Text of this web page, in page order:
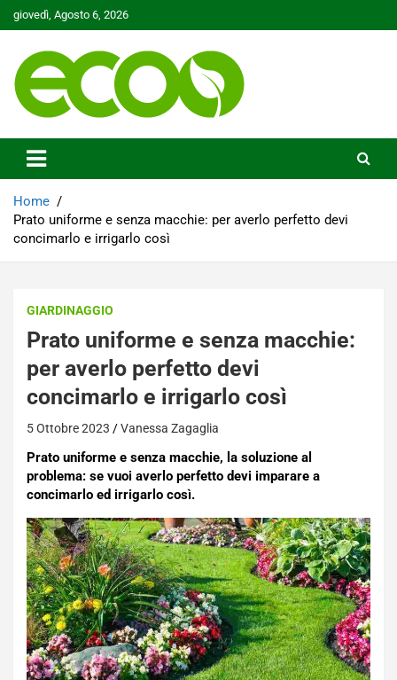
Skip
to
giovedì, Agosto 6, 2026
Ecoo.it
Home
Prato uniforme e senza macchie: per averlo perfetto devi
concimarlo e irrigarlo così
GIARDINAGGIO
Prato uniforme e senza macchie:
per averlo perfetto devi
concimarlo e irrigarlo così
5 Ottobre 2023 Vanessa Zagaglia
Prato uniforme e senza macchie, la soluzione al
problema: se vuoi averlo perfetto devi imparare a
concimarlo ed irrigarlo così.